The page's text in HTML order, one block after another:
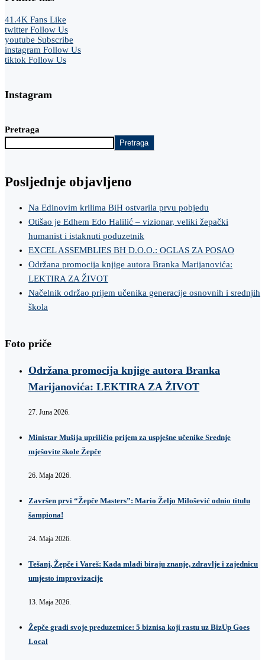
41.4K Fans Like
twitter Follow Us
youtube Subscribe
instagram Follow Us
tiktok Follow Us
Instagram
Pretraga
Pretraga
Posljednje objavljeno
Na Edinovim krilima BiH ostvarila prvu pobjedu
Otišao je Edhem Edo Halilić – vizionar, veliki žepački
humanist i istaknuti poduzetnik
EXCEL ASSEMBLIES BH D.O.O.: OGLAS ZA POSAO
Održana promocija knjige autora Branka Marijanovića:
LEKTIRA ZA ŽIVOT
Načelnik održao prijem učenika generacije osnovnih i srednjih
škola
Foto priče
Održana promocija knjige autora Branka
Marijanovića: LEKTIRA ZA ŽIVOT
27. Juna 2026.
Ministar Mušija upriličio prijem za uspješne učenike Srednje
mješovite škole Žepče
26. Maja 2026.
Završen prvi “Žepče Masters”: Mario Željo Milošević odnio titulu
šampiona!
24. Maja 2026.
Tešanj, Žepče i Vareš: Kada mladi biraju znanje, zdravlje i zajednicu
umjesto improvizacije
13. Maja 2026.
Žepče gradi svoje preduzetnice: 5 biznisa koji rastu uz BizUp Goes
Local